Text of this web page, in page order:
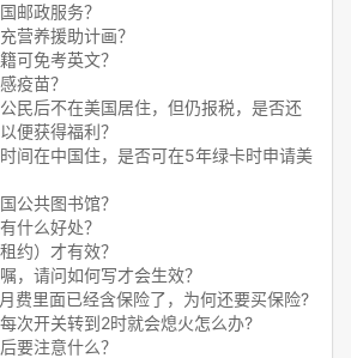
邮政服务？
营养援助计画？
可免考英文？
疫苗？
民后不在美国居住，但仍报税，是否还
便获得福利？
间在中国住，是否可在5年绿卡时申请美
公共图书馆？
什么好处？
约）才有效？
，请问如何写才会生效？
费里面已经含保险了，为何还要买保险?
次开关转到2时就会熄火怎么办?
要注意什么？